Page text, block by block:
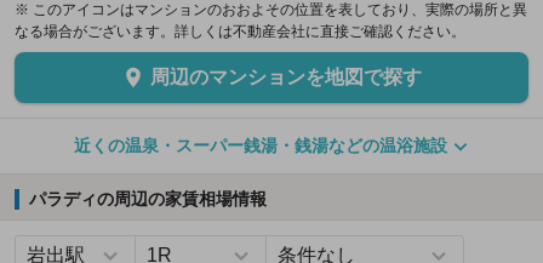
※ このアイコンはマンションのおおよその位置を表しており、実際の場所と異
なる場合がございます。詳しくは不動産会社に直接ご確認ください。
周辺のマンションを地図で探す
近くの温泉・スーパー銭湯・銭湯などの温浴施設
パラディの周辺の家賃相場情報